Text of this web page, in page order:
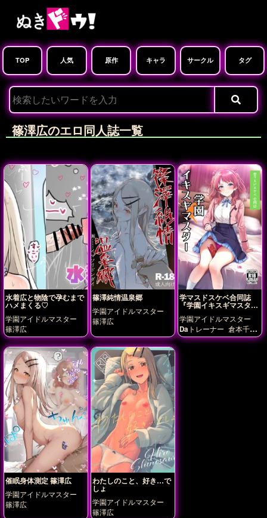
TOP 人気 原作 キャラ サークル タグ
篠澤広のエロ同人誌一覧
水着広と物陰で孕むまで
ハメまくる♡
学園アイドルマスター
篠澤広
篠澤純情温泉郷
学園アイドルマスター
篠澤広
学マスドスケベ合同誌
『学園イキスギマスタ
学園アイドルマスター
Daトレーナー 倉本千
奈 姫崎莉波 月村手毬
催眠身体測定 篠澤広
学園アイドルマスター
篠澤広
わたしのこと、好き…で
しょ
学園アイドルマスター
篠澤広